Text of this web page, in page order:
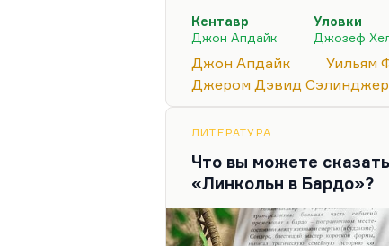
потому что писать
Расслоение затрагивает
фантастика, которая
интеллектуальную, как у
таки наличествует. Но…
Кентавр
Джон Апдайк
Уловки
Джозеф
Джон Апдайк Уильям
Джером Дэвид Сэлинджер
ЛИТЕРАТУРА
Что вы можете
«Линкольн в Бардо»?